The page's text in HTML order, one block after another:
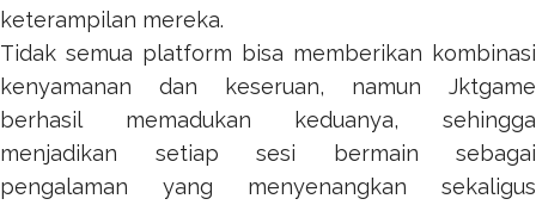
keterampilan mereka.
Tidak semua platform bisa memberikan kombinasi
kenyamanan dan keseruan, namun Jktgame
berhasil memadukan keduanya, sehingga
menjadikan setiap sesi bermain sebagai
pengalaman yang menyenangkan sekaligus